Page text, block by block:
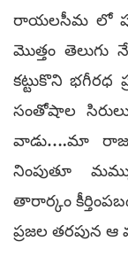
రాయలసీమ లో
మొత్తం తెలుగు
కట్టుకొని
సంతోషాల
వాడు….మా
నింపుతూ
తారార్కం
ప్రజల తరపున